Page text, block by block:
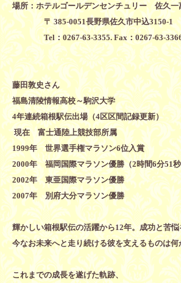
場所：ホテルゴールデンセンチュリー 佐久一
〒 385-0051長野県佐久市中込3150-1
Tel：0267-63-3355. Fax：0267-63-
藤田敦史さん
福島清陵情報高校～駒沢大学
4年連続箱根駅伝出場（4区区間記録更新）
現在 富士通陸上競技部所属
1999年 世界選手権マラソン6位入賞
2000年 福岡国際マラソン優勝（2時間6分51
2002年 東亜国際マラソン優勝
2007年 別府大分マラソン優勝
輝かしい箱根駅伝の活躍から12年。成功と苦
今なお未来へと走り続ける彼を支えるものは何
これまでの成長を遂げた軌跡、